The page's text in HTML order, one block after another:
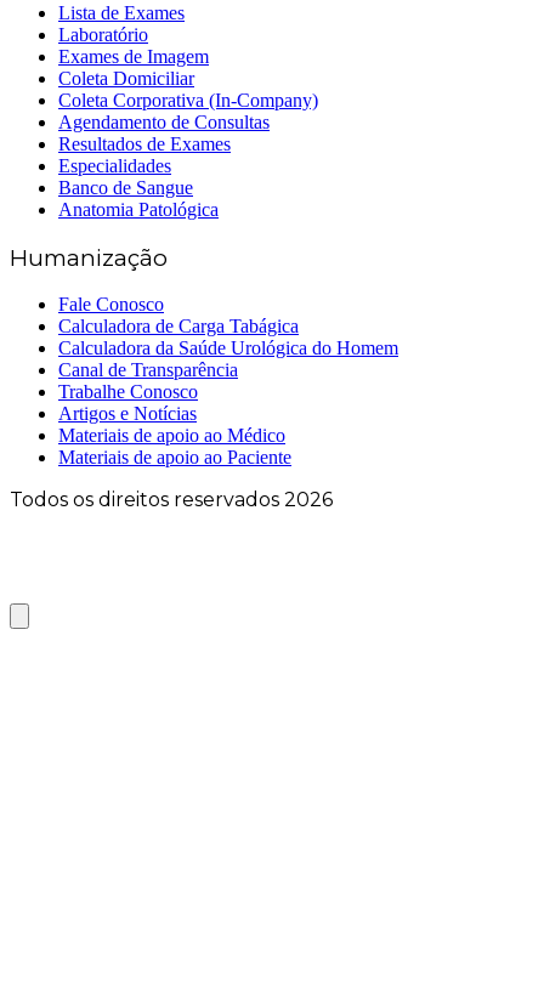
Lista de Exames
Laboratório
Exames de Imagem
Coleta Domiciliar
Coleta Corporativa (In-Company)
Agendamento de Consultas
Resultados de Exames
Especialidades
Banco de Sangue
Anatomia Patológica
Humanização
Fale Conosco
Calculadora de Carga Tabágica
Calculadora da Saúde Urológica do Homem
Canal de Transparência
Trabalhe Conosco
Artigos e Notícias
Materiais de apoio ao Médico
Materiais de apoio ao Paciente
Todos os direitos reservados 2026